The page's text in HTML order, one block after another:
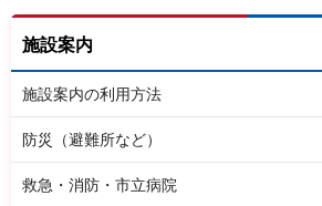
施設案内
施設案内の利用方法
防災（避難所など）
救急・消防・市立病院